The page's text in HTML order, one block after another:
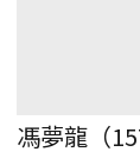
馮夢龍（